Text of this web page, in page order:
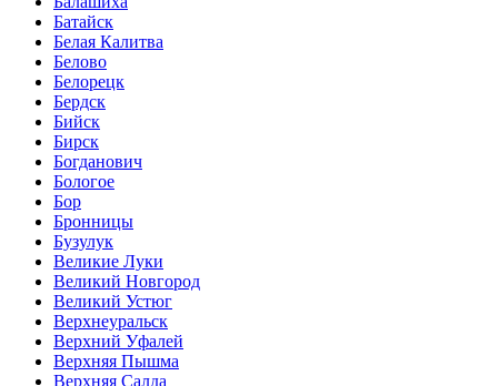
Батайск
Белая Калитва
Белово
Белорецк
Бердск
Бийск
Бирск
Богданович
Бологое
Бор
Бронницы
Бузулук
Великие Луки
Великий Новгород
Великий Устюг
Верхнеуральск
Верхний Уфалей
Верхняя Пышма
Верхняя Салда